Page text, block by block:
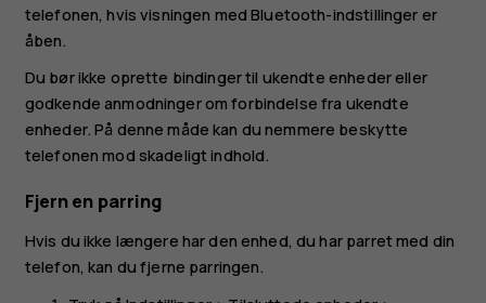
telefonen, hvis visningen med Bluetooth-indstillinger er
åben.
Du bør ikke oprette bindinger til ukendte enheder eller
godkende anmodninger om forbindelse fra ukendte
enheder. På denne måde kan du nemmere beskytte
telefonen mod skadeligt indhold.
Fjern en parring
Hvis du ikke længere har den enhed, du har parret med din
telefon, kan du fjerne parringen.